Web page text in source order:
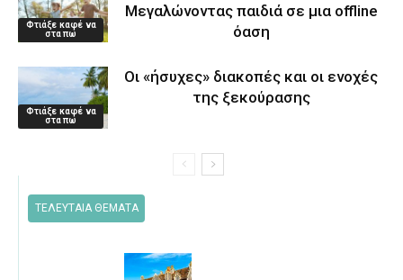
Φτιάξε καφέ να
στα πω
Μεγαλώνοντας παιδιά σε μια offline
όαση
Φτιάξε καφέ να
στα πω
Οι «ήσυχες» διακοπές και οι ενοχές
της ξεκούρασης
ΤΕΛΕΥΤΑΙΑ ΘΕΜΑΤΑ